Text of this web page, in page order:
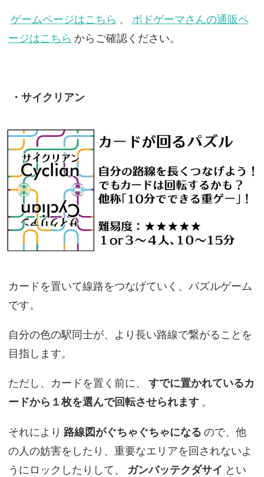
ゲームページはこちら 、
ボドゲーマさんの通販ペ
ージはこちら からご確認ください。
・サイクリアン
カードを置いて線路をつなげていく、パズルゲーム
です。
自分の色の駅同士が、より長い路線で繋がることを
目指します。
ただし、カードを置く前に、
すでに置かれているカ
ードから１枚を選んで回転させられます 。
それにより 路線図がぐちゃぐちゃになる ので、他
の人の妨害をしたり、重要なエリアを回されないよ
うにロックしたりして、
ガンバッテクダサイ とい